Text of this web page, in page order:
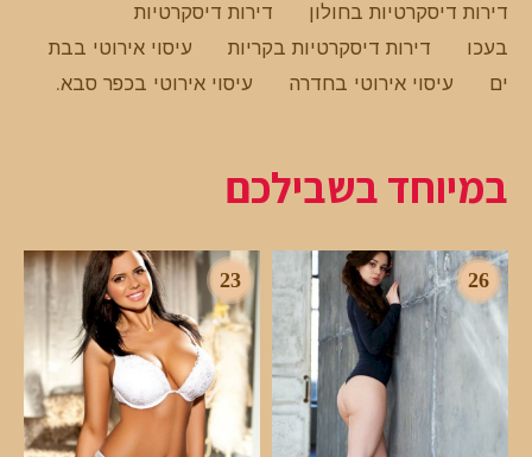
דירות דיסקרטיות בחולון
דירות דיסקרטיות
בעכו
דירות דיסקרטיות בקריות
עיסוי אירוטי בבת
ים
עיסוי אירוטי בחדרה עיסוי אירוטי בכפר סבא.
במיוחד בשבילכם
26
23